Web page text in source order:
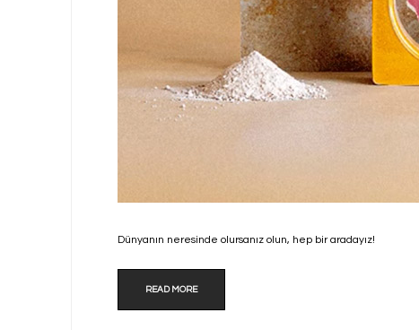
Dünyanın neresinde olursanız olun, hep bir aradayız!
READ MORE